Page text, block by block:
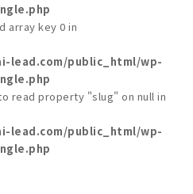
array key 0 in
lead.com/public_html/wp-
read property "slug" on null in
lead.com/public_html/wp-